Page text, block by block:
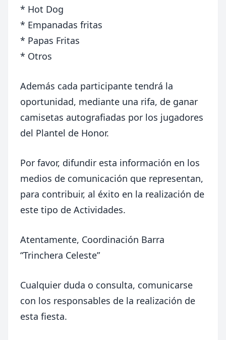
* Hot Dog
* Empanadas fritas
* Papas Fritas
* Otros
Además cada participante tendrá la
oportunidad, mediante una rifa, de ganar
camisetas autografiadas por los jugadores
del Plantel de Honor.
Por favor, difundir esta información en los
medios de comunicación que representan,
para contribuir, al éxito en la realización de
este tipo de Actividades.
Atentamente, Coordinación Barra
“Trinchera Celeste”
Cualquier duda o consulta, comunicarse
con los responsables de la realización de
esta fiesta.